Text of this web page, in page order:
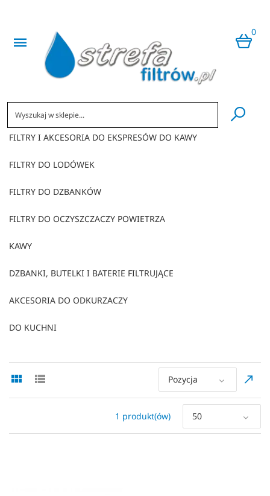
0
​
FILTRY I AKCESORIA DO EKSPRESÓW DO KAWY
FILTRY DO LODÓWEK
FILTRY DO DZBANKÓW
FILTRY DO OCZYSZCZACZY POWIETRZA
KAWY
DZBANKI, BUTELKI I BATERIE FILTRUJĄCE
AKCESORIA DO ODKURZACZY
DO KUCHNI
Pozycja
1 produkt(ów) 50